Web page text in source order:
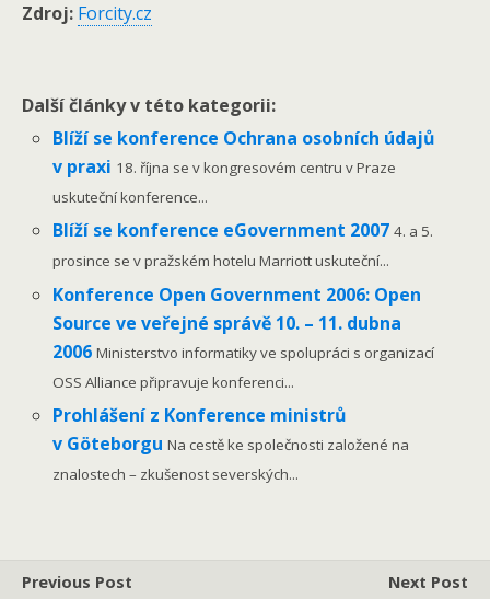
Zdroj: Forcity.cz
Další články v této kategorii:
Blíží se konference Ochrana osobních údajů
v praxi 18. října se v kongresovém centru v Praze
uskuteční konference...
Blíží se konference eGovernment 20074. a 5.
prosince se v pražském hotelu Marriott uskuteční...
Konference Open Government 2006: Open
Source ve veřejné správě 10. – 11. dubna
2006Ministerstvo informatiky ve spolupráci s organizací
OSS Alliance připravuje konferenci...
Prohlášení z Konference ministrů
v GöteborguNa cestě ke společnosti založené na
znalostech – zkušenost severských...
Previous Post
Next Post